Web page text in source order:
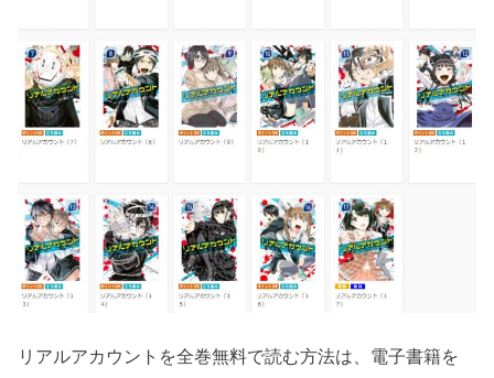
リアルアカウントを全巻無料で読む方法は、電子書籍を